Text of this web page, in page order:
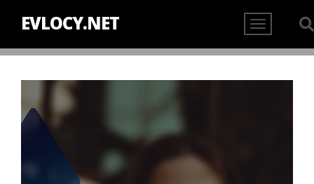
EVLOCY.NET